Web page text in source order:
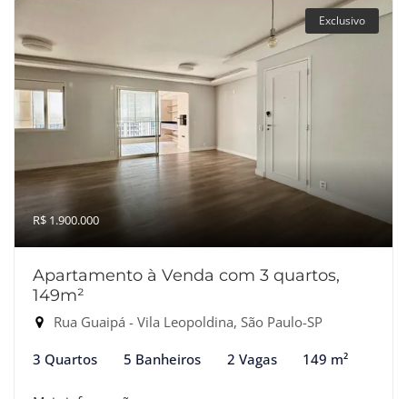
Exclusivo
R$ 1.900.000
Apartamento à Venda com 3 quartos,
149m²
Rua Guaipá - Vila Leopoldina, São Paulo-SP
3 Quartos 5 Banheiros 2 Vagas 149 m²